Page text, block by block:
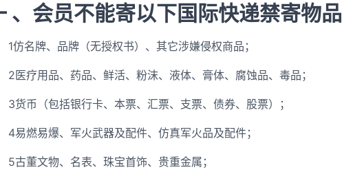
、会员不能寄以下国际快递禁寄物品
1仿名牌、品牌（无授权书）、其它涉嫌侵权商品；
2医疗用品、药品、鲜活、粉沫、液体、膏体、腐蚀品、毒品；
3货币（包括银行卡、本票、汇票、支票、债券、股票）；
4易燃易爆、军火武器及配件、仿真军火品及配件；
5古董文物、名表、珠宝首饰、贵重金属；